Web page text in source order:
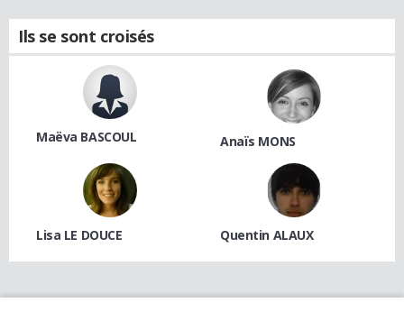
Ils se sont croisés
Maëva BASCOUL Anaïs MONS
Lisa LE DOUCE Quentin ALAUX